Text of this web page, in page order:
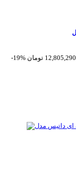
-19%
12,805,290 تومان